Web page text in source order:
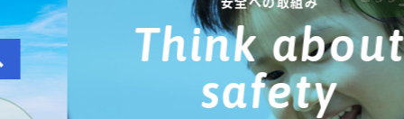
Think about
safety